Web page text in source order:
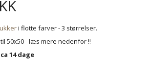
i flotte farver - 3 størrelser.
50x50 - læs mere nedenfor !!
14 dage